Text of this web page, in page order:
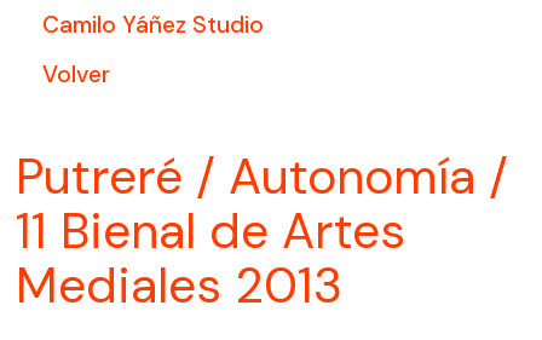
Camilo Yáñez Studio
Volver
Putreré / Autonomía /
11 Bienal de Artes
Mediales 2013